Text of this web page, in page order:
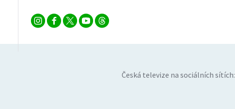
Česká televize na sociálních sítích: